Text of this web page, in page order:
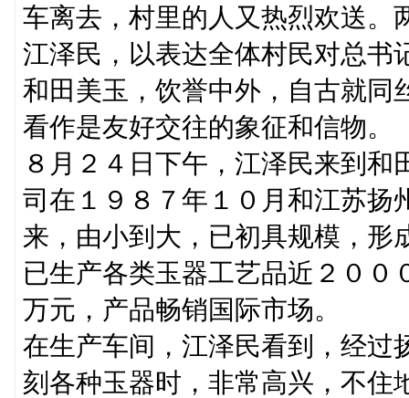
车离去，村里的人又热烈欢送。
江泽民，以表达全体村民对总书
和田美玉，饮誉中外，自古就同
看作是友好交往的象征和信物。
８月２４日下午，江泽民来到
司在１９８７年１０月和江苏扬
来，由小到大，已初具规模，形
已生产各类玉器工艺品近２００
万元，产品畅销国际市场。
在生产车间，江泽民看到，经过
刻各种玉器时，非常高兴，不住